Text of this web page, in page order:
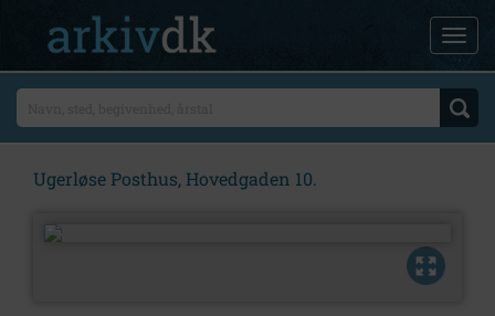
Ugerløse Posthus, Hovedgaden 10.